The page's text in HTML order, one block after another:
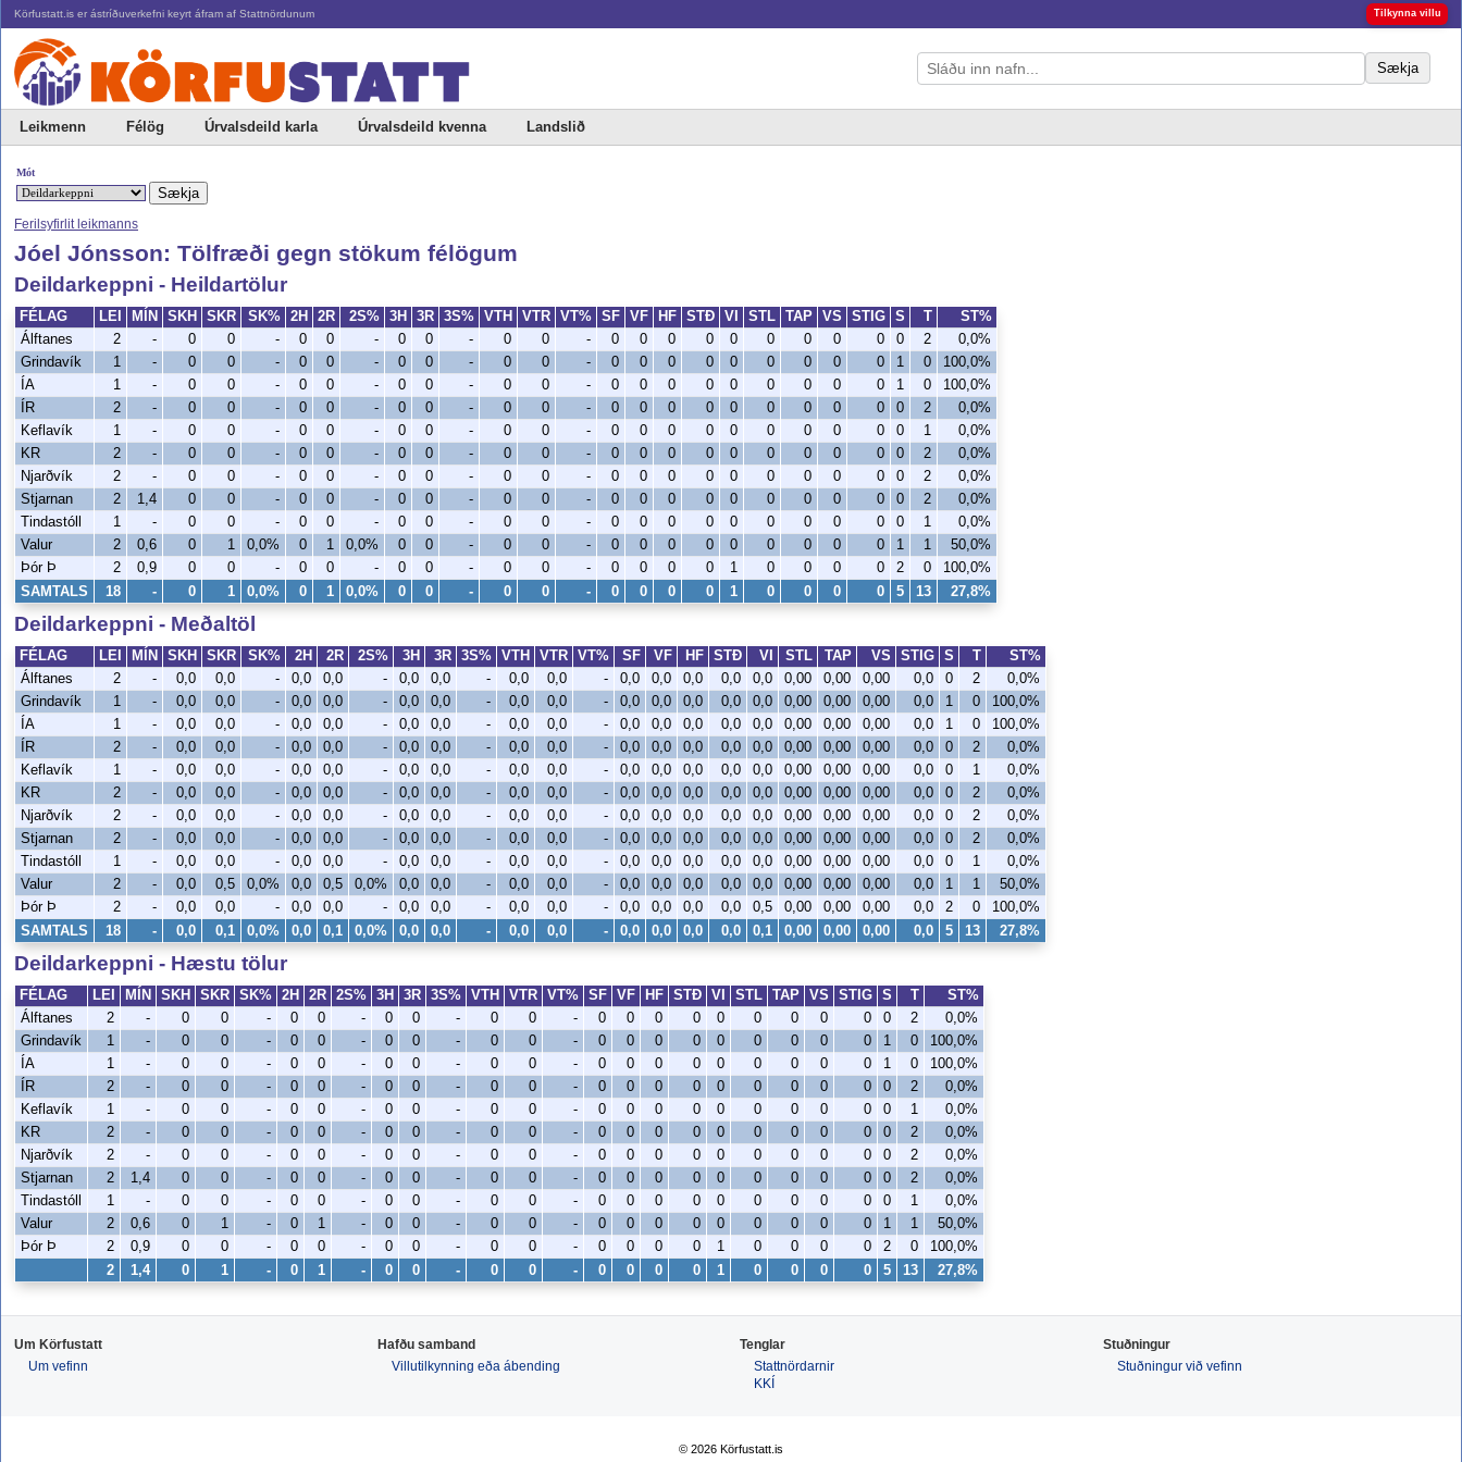
Körfustatt.is er ástríðuverkefni keyrt áfram af Stattnördunum Tilkynna villu
Sækja
Leikmenn Félög Úrvalsdeild karla Úrvalsdeild kvenna Landslið
Mót
Ferilsyfirlit leikmanns
Jóel Jónsson: Tölfræði gegn stökum félögum
Deildarkeppni - Heildartölur
FÉLAG LEI MÍN SKH SKR SK% 2H 2R 2S% 3H 3R 3S% VTH VTR VT% SF VF HF STÐ VI STL TAP VS STIG S T
ST%
Álftanes
2 - 0 0 - 0 0 - 0 0 - 0 0 - 0 0 0 0 0 0 0 0 0 0 2
0,0%
Grindavík
1 - 0 0 - 0 0 - 0 0 - 0 0 - 0 0 0 0 0 0 0 0 0 1 0
100,0%
ÍA
1 - 0 0 - 0 0 - 0 0 - 0 0 - 0 0 0 0 0 0 0 0 0 1 0
100,0%
ÍR
2 - 0 0 - 0 0 - 0 0 - 0 0 - 0 0 0 0 0 0 0 0 0 0 2
0,0%
Keflavík
1 - 0 0 - 0 0 - 0 0 - 0 0 - 0 0 0 0 0 0 0 0 0 0 1
0,0%
KR
2 - 0 0 - 0 0 - 0 0 - 0 0 - 0 0 0 0 0 0 0 0 0 0 2
0,0%
Njarðvík
2 - 0 0 - 0 0 - 0 0 - 0 0 - 0 0 0 0 0 0 0 0 0 0 2
0,0%
Stjarnan
2 1,4 0 0 - 0 0 - 0 0 - 0 0 - 0 0 0 0 0 0 0 0 0 0 2
0,0%
Tindastóll
1 - 0 0 - 0 0 - 0 0 - 0 0 - 0 0 0 0 0 0 0 0 0 0 1
0,0%
Valur
2 0,6 0 1 0,0% 0 1 0,0% 0 0 - 0 0 - 0 0 0 0 0 0 0 0 0 1 1
50,0%
Þór Þ
2 0,9 0 0 - 0 0 - 0 0 - 0 0 - 0 0 0 0 1 0 0 0 0 2 0 100,0%
SAMTALS 18 - 0 1 0,0% 0 1 0,0% 0 0 - 0 0 - 0 0 0 0 1 0 0 0 0 5 13 27,8%
Deildarkeppni - Meðaltöl
FÉLAG LEI MÍN SKH SKR SK% 2H 2R 2S% 3H 3R 3S% VTH VTR VT% SF VF HF STÐ VI STL TAP VS STIG S T
ST%
Álftanes
2 - 0,0 0,0 - 0,0 0,0 - 0,0 0,0 - 0,0 0,0 - 0,0 0,0 0,0 0,0 0,0 0,00 0,00 0,00 0,0 0 2
0,0%
Grindavík
1 - 0,0 0,0 - 0,0 0,0 - 0,0 0,0 - 0,0 0,0 - 0,0 0,0 0,0 0,0 0,0 0,00 0,00 0,00 0,0 1 0
100,0%
ÍA
1 - 0,0 0,0 - 0,0 0,0 - 0,0 0,0 - 0,0 0,0 - 0,0 0,0 0,0 0,0 0,0 0,00 0,00 0,00 0,0 1 0
100,0%
ÍR
2 - 0,0 0,0 - 0,0 0,0 - 0,0 0,0 - 0,0 0,0 - 0,0 0,0 0,0 0,0 0,0 0,00 0,00 0,00 0,0 0 2
0,0%
Keflavík
1 - 0,0 0,0 - 0,0 0,0 - 0,0 0,0 - 0,0 0,0 - 0,0 0,0 0,0 0,0 0,0 0,00 0,00 0,00 0,0 0 1
0,0%
KR
2 - 0,0 0,0 - 0,0 0,0 - 0,0 0,0 - 0,0 0,0 - 0,0 0,0 0,0 0,0 0,0 0,00 0,00 0,00 0,0 0 2
0,0%
Njarðvík
2 - 0,0 0,0 - 0,0 0,0 - 0,0 0,0 - 0,0 0,0 - 0,0 0,0 0,0 0,0 0,0 0,00 0,00 0,00 0,0 0 2
0,0%
Stjarnan
2 - 0,0 0,0 - 0,0 0,0 - 0,0 0,0 - 0,0 0,0 - 0,0 0,0 0,0 0,0 0,0 0,00 0,00 0,00 0,0 0 2
0,0%
Tindastóll
1 - 0,0 0,0 - 0,0 0,0 - 0,0 0,0 - 0,0 0,0 - 0,0 0,0 0,0 0,0 0,0 0,00 0,00 0,00 0,0 0 1
0,0%
Valur
2 - 0,0 0,5 0,0% 0,0 0,5 0,0% 0,0 0,0 - 0,0 0,0 - 0,0 0,0 0,0 0,0 0,0 0,00 0,00 0,00 0,0 1 1
50,0%
Þór Þ
2 - 0,0 0,0 - 0,0 0,0 - 0,0 0,0 - 0,0 0,0 - 0,0 0,0 0,0 0,0 0,5 0,00 0,00 0,00 0,0 2 0 100,0%
SAMTALS 18 - 0,0 0,1 0,0% 0,0 0,1 0,0% 0,0 0,0 - 0,0 0,0 - 0,0 0,0 0,0 0,0 0,1 0,00 0,00 0,00 0,0 5 13 27,8%
Deildarkeppni - Hæstu tölur
FÉLAG LEI MÍN SKH SKR SK% 2H 2R 2S% 3H 3R 3S% VTH VTR VT% SF VF HF STÐ VI STL TAP VS STIG S T
ST%
Álftanes
2 - 0 0 - 0 0 - 0 0 - 0 0 - 0 0 0 0 0 0 0 0 0 0 2
0,0%
Grindavík
1 - 0 0 - 0 0 - 0 0 - 0 0 - 0 0 0 0 0 0 0 0 0 1 0
100,0%
ÍA
1 - 0 0 - 0 0 - 0 0 - 0 0 - 0 0 0 0 0 0 0 0 0 1 0
100,0%
ÍR
2 - 0 0 - 0 0 - 0 0 - 0 0 - 0 0 0 0 0 0 0 0 0 0 2
0,0%
Keflavík
1 - 0 0 - 0 0 - 0 0 - 0 0 - 0 0 0 0 0 0 0 0 0 0 1
0,0%
KR
2 - 0 0 - 0 0 - 0 0 - 0 0 - 0 0 0 0 0 0 0 0 0 0 2
0,0%
Njarðvík
2 - 0 0 - 0 0 - 0 0 - 0 0 - 0 0 0 0 0 0 0 0 0 0 2
0,0%
Stjarnan
2 1,4 0 0 - 0 0 - 0 0 - 0 0 - 0 0 0 0 0 0 0 0 0 0 2
0,0%
Tindastóll
1 - 0 0 - 0 0 - 0 0 - 0 0 - 0 0 0 0 0 0 0 0 0 0 1
0,0%
Valur
2 0,6 0 1 - 0 1 - 0 0 - 0 0 - 0 0 0 0 0 0 0 0 0 1 1
50,0%
Þór Þ
2 0,9 0 0 - 0 0 - 0 0 - 0 0 - 0 0 0 0 1 0 0 0 0 2 0 100,0%
2 1,4 0 1 - 0 1 - 0 0 - 0 0 - 0 0 0 0 1 0 0 0 0 5 13 27,8%
Um Körfustatt
Um vefinn
Hafðu samband
Villutilkynning eða ábending
Tenglar
Stattnördarnir
KKÍ
Stuðningur
Stuðningur við vefinn
© 2026 Körfustatt.is